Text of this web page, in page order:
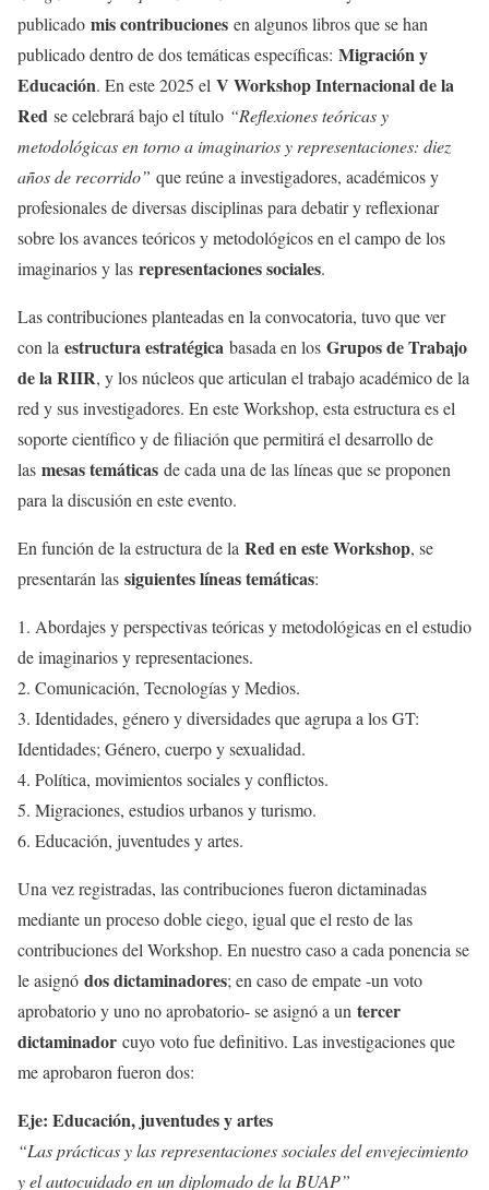
publicado mis contribuciones en algunos libros que se han
publicado dentro de dos temáticas específicas: Migración y
Educación. En este 2025 el V Workshop Internacional de la
Red se celebrará bajo el título “Reflexiones teóricas y
metodológicas en torno a imaginarios y representaciones: diez
años de recorrido” que reúne a investigadores, académicos y
profesionales de diversas disciplinas para debatir y reflexionar
sobre los avances teóricos y metodológicos en el campo de los
imaginarios y las representaciones sociales.
Las contribuciones planteadas en la convocatoria, tuvo que ver
con la estructura estratégica basada en los Grupos de Trabajo
de la RIIR, y los núcleos que articulan el trabajo académico de la
red y sus investigadores. En este Workshop, esta estructura es el
soporte científico y de filiación que permitirá el desarrollo de
las mesas temáticas de cada una de las líneas que se proponen
para la discusión en este evento.
En función de la estructura de la Red en este Workshop, se
presentarán las siguientes líneas temáticas:
1. Abordajes y perspectivas teóricas y metodológicas en el estudio
de imaginarios y representaciones.
2. Comunicación, Tecnologías y Medios.
3. Identidades, género y diversidades que agrupa a los GT:
Identidades; Género, cuerpo y sexualidad.
4. Política, movimientos sociales y conflictos.
5. Migraciones, estudios urbanos y turismo.
6. Educación, juventudes y artes.
Una vez registradas, las contribuciones fueron dictaminadas
mediante un proceso doble ciego, igual que el resto de las
contribuciones del Workshop. En nuestro caso a cada ponencia se
le asignó dos dictaminadores; en caso de empate -un voto
aprobatorio y uno no aprobatorio- se asignó a un tercer
dictaminador cuyo voto fue definitivo. Las investigaciones que
me aprobaron fueron dos:
Eje: Educación, juventudes y artes
“Las prácticas y las representaciones sociales del envejecimiento
y el autocuidado en un diplomado de la BUAP”